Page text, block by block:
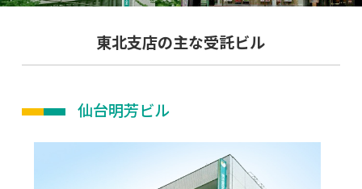
東北支店の主な受託ビル
仙台明芳ビル